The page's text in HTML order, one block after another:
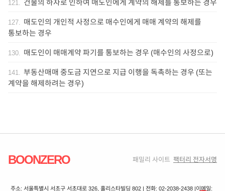
121.
127. 매도인의 개인적 사정으로 매수인에게 매매 계약의 해제를
통보하는 경우
130. 매도인이 매매계약 파기를 통보하는 경우 (매수인의 사정으로)
141. 부동산매매 중도금 지연으로 지급 이행을 독촉하는 경우 (또는
계약을 해제하려는 경우)
BOONZERO 패밀리 사이트 팩터리 전자서명
주소: 서울특별시 서초구 서초대로 326, 홀리스타빌딩 802 | 전화: 02-2038-2438 |이메일: